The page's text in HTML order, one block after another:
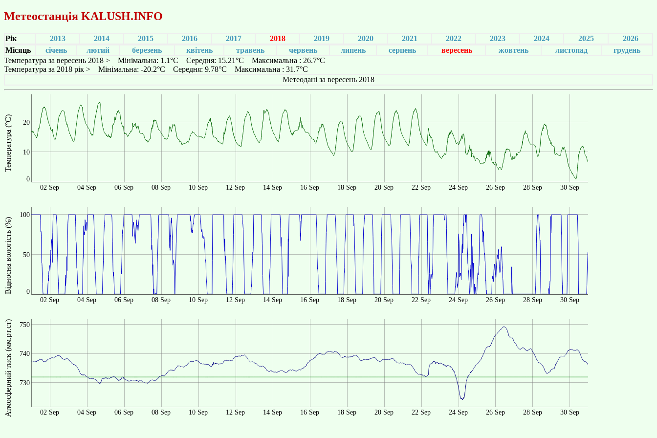
Метеостанція KALUSH.INFO
Рік 2013 2014 2015 2016 2017 2018 2019 2020 2021 2022 2023 2024 2025
2026
Місяць
січень лютий березень квітень травень червень липень серпень вересень жовтень листопад
грудень
Температура за вересень 2018 > Мінімальна: 1.1°C Середня: 15.21°C Максимальна : 26.7°C
Температура за 2018 рік > Мінімальна: -20.2°C Середня: 9.78°C Максимальна : 31.7°C
Метеодані за вересень 2018
Температура (°C)
0
10
20
02 Sep 04 Sep 06 Sep 08 Sep 10 Sep 12 Sep 14 Sep 16 Sep 18 Sep 20 Sep 22 Sep 24 Sep 26 Sep 28 Sep 30 Sep
Відносна вологість (%) 0
50
100
02 Sep 04 Sep 06 Sep 08 Sep 10 Sep 12 Sep 14 Sep 16 Sep 18 Sep 20 Sep 22 Sep 24 Sep 26 Sep 28 Sep 30 Sep
Атмосферний тиск (мм.рт.ст) 730
740
750
02 Sep 04 Sep 06 Sep 08 Sep 10 Sep 12 Sep 14 Sep 16 Sep 18 Sep 20 Sep 22 Sep 24 Sep 26 Sep 28 Sep 30 Sep